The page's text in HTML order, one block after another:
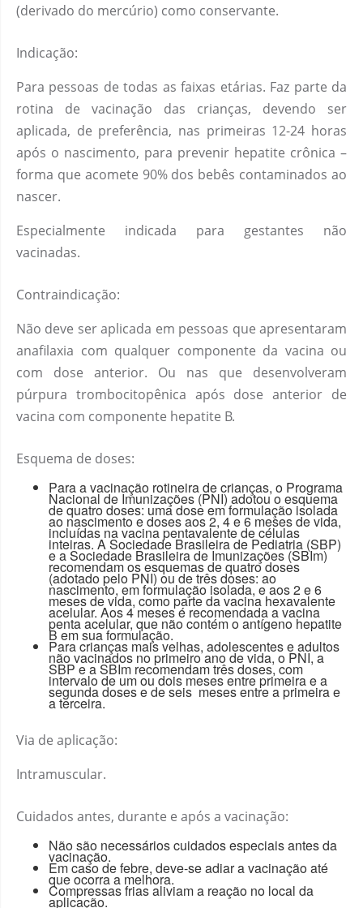
(derivado do mercúrio) como conservante.
Indicação:
Para pessoas de todas as faixas etárias. Faz parte da
rotina de vacinação das crianças, devendo ser
aplicada, de preferência, nas primeiras 12-24 horas
após o nascimento, para prevenir hepatite crônica –
forma que acomete 90% dos bebês contaminados ao
nascer.
Especialmente indicada para gestantes não
vacinadas.
Contraindicação:
Não deve ser aplicada em pessoas que apresentaram
anafilaxia com qualquer componente da vacina ou
com dose anterior. Ou nas que desenvolveram
púrpura trombocitopênica após dose anterior de
vacina com componente hepatite B.
Esquema de doses:
Para a vacinação rotineira de crianças, o Programa
Nacional de Imunizações (PNI) adotou o esquema
de quatro doses: uma dose em formulação isolada
ao nascimento e doses aos 2, 4 e 6 meses de vida,
incluídas na vacina pentavalente de células
inteiras. A Sociedade Brasileira de Pediatria (SBP)
e a Sociedade Brasileira de Imunizações (SBIm)
recomendam os esquemas de quatro doses
(adotado pelo PNI) ou de três doses: ao
nascimento, em formulação isolada, e aos 2 e 6
meses de vida, como parte da vacina hexavalente
acelular. Aos 4 meses é recomendada a vacina
penta acelular, que não contém o antígeno hepatite
B em sua formulação.
Para crianças mais velhas, adolescentes e adultos
não vacinados no primeiro ano de vida, o PNI, a
SBP e a SBIm recomendam três doses, com
intervalo de um ou dois meses entre primeira e a
segunda doses e de seis meses entre a primeira e
a terceira.
Via de aplicação:
Intramuscular.
Cuidados antes, durante e após a vacinação:
Não são necessários cuidados especiais antes da
vacinação.
Em caso de febre, deve-se adiar a vacinação até
que ocorra a melhora.
Compressas frias aliviam a reação no local da
aplicação.